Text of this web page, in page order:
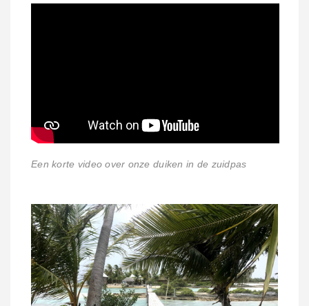
Een korte video over onze duiken in de zuidpas